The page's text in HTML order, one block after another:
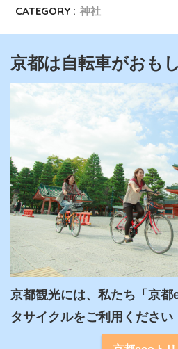
CATEGORY : 神社
京都は自転車がおも
京都観光には、私たち「京
タサイクルをご利用ください